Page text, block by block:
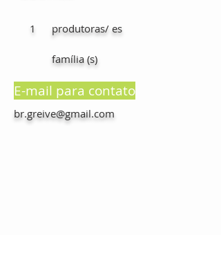
1 produtoras/ es
família (s)
E-mail para contato
br.greive@gmail.com